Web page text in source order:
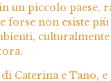
un piccolo paese,
forse non esiste
Caterina e Tano,